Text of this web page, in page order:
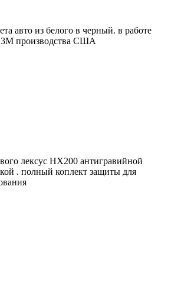
авто из белого в черный. в работе
3М производства США
лексус НХ200 антигравийной
. полный коплект защиты для